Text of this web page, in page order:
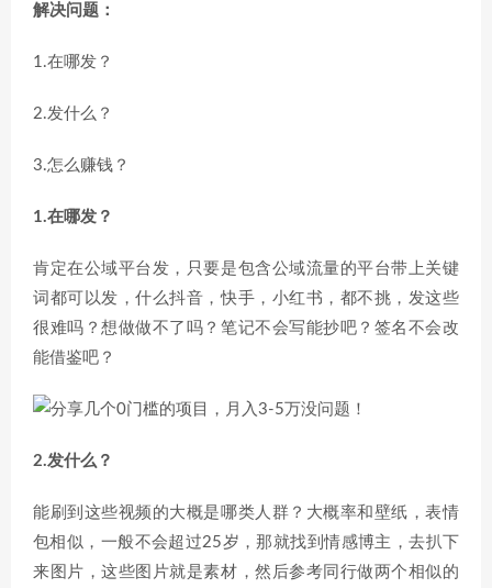
解决问题：
1.在哪发？
2.发什么？
3.怎么赚钱？
1.在哪发？
肯定在公域平台发，只要是包含公域流量的平台带上关键
词都可以发，什么抖音，快手，小红书，都不挑，发这些
很难吗？想做做不了吗？笔记不会写能抄吧？签名不会改
能借鉴吧？
2.发什么？
能刷到这些视频的大概是哪类人群？大概率和壁纸，表情
包相似，一般不会超过25岁，那就找到情感博主，去扒下
来图片，这些图片就是素材，然后参考同行做两个相似的